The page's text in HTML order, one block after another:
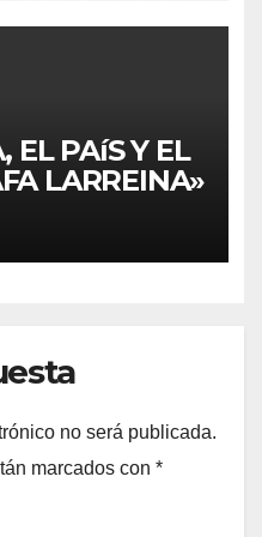
EL PAíS Y EL
LARREINA»
no será publicada.
marcados con *